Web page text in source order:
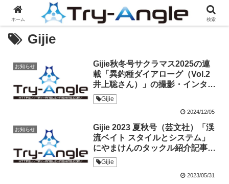
Gijie
お知らせ
Gijie秋冬号サクラマス2025の連
載「異釣種ダイアローグ（Vol.2
井上聡さん）」の撮影・インタビ
ュアーをやまけんが担当しまし
た。
2024/12/05
Gijie
お知らせ
Gijie 2023 夏秋号（芸文社）「渓
流ベイト スタイルとシステム」
にやまけんのタックル紹介記事が
掲載されました。
2023/05/31
Gijie
ホーム 検索